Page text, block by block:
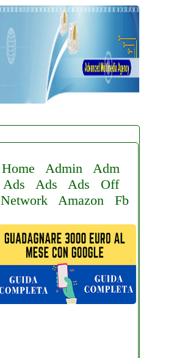
Home Admin
Adm
Ads
Ads Ads
Off
Network
Amazon Fb